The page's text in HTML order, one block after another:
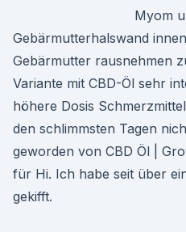
Myom
Gebärmutterhalswand
Gebärmutter rausnehmen
Variante mit CBD-Öl sehr
höhere Dosis
den schlimmsten Tagen
geworden von CBD Öl |
für Hi. Ich habe seit über
gekifft.